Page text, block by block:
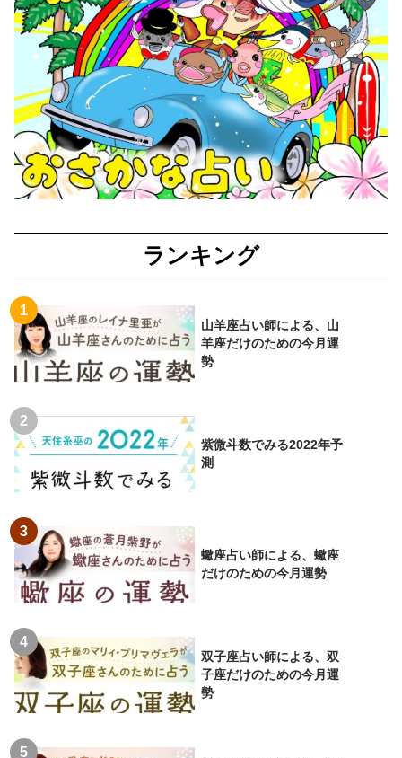
ランキング
山羊座占い師による、山
羊座だけのための今月運
勢
紫微斗数でみる2022年予
測
蠍座占い師による、蠍座
だけのための今月運勢
双子座占い師による、双
子座だけのための今月運
勢